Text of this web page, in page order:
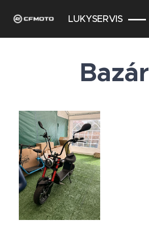
LUKYSERVIS
Bazár